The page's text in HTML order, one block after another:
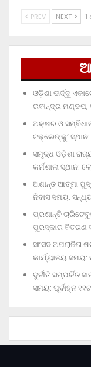
PREV NEXT 1
ଓଡ଼ିଶା ଊର୍ଦ୍ଦୁ
ରବୀନ୍ଦ୍ର ମଣ୍ଡପ,
ଅକ୍ଷର ଓ
ଟକ୍‌ଲେଙ୍କୁ’
ସମୃଦ୍ଧ ଓଡ଼ିଶା
କର୍ମଶାଳା ସ୍ଥାନ:
ଅଶାନ୍ତ ଆତ୍ମା
ନିବାସ ସମୟ:
ପ୍ରଶାନ୍ତି
ପୁରସ୍କାର ବିତରଣ
ସାଂସଦ ଅପରାଜିତା
କାର୍ଯ୍ୟାଳୟ ସମୟ:
ଦୁର୍ନୀତି ସମ୍ପର୍କିତ
ସମୟ: ପୂର୍ବାହ୍ନ